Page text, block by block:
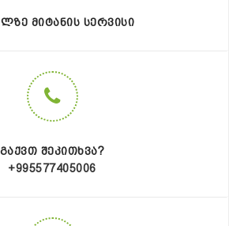
ᲛᲘᲢᲐᲜᲘᲡ ᲡᲔᲠᲕᲘᲡᲘ
ᲒᲐᲥᲕᲗ ᲨᲔᲙᲘᲗᲮᲕᲐ?
+995577405006